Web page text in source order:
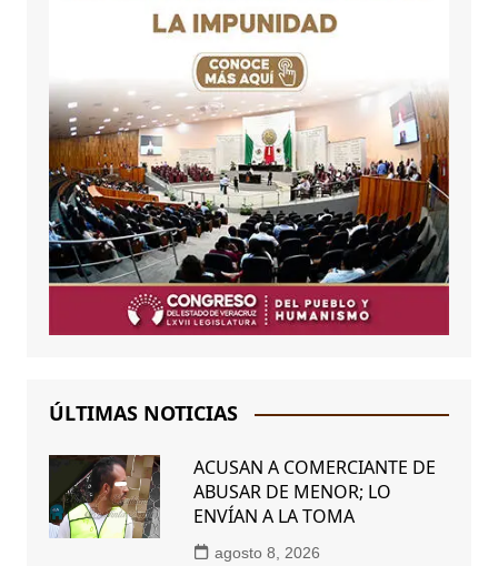
ÚLTIMAS NOTICIAS
ACUSAN A COMERCIANTE DE
ABUSAR DE MENOR; LO
ENVÍAN A LA TOMA
agosto 8, 2026